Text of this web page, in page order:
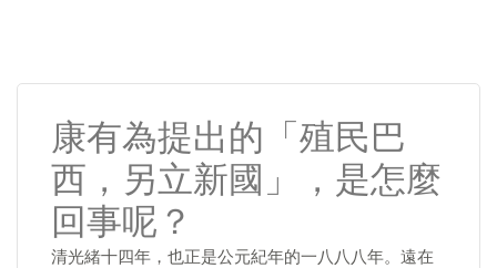
康有為提出的「殖民巴
西，另立新國」，是怎麼
回事呢？
清光緒十四年，也正是公元紀年的一八八八年。遠在